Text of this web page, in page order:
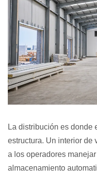
La distribución es donde
estructura. Un interior de
a los operadores
almacenamiento